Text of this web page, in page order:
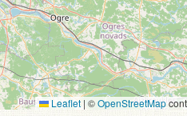
Leaflet | ©OpenStreetMap